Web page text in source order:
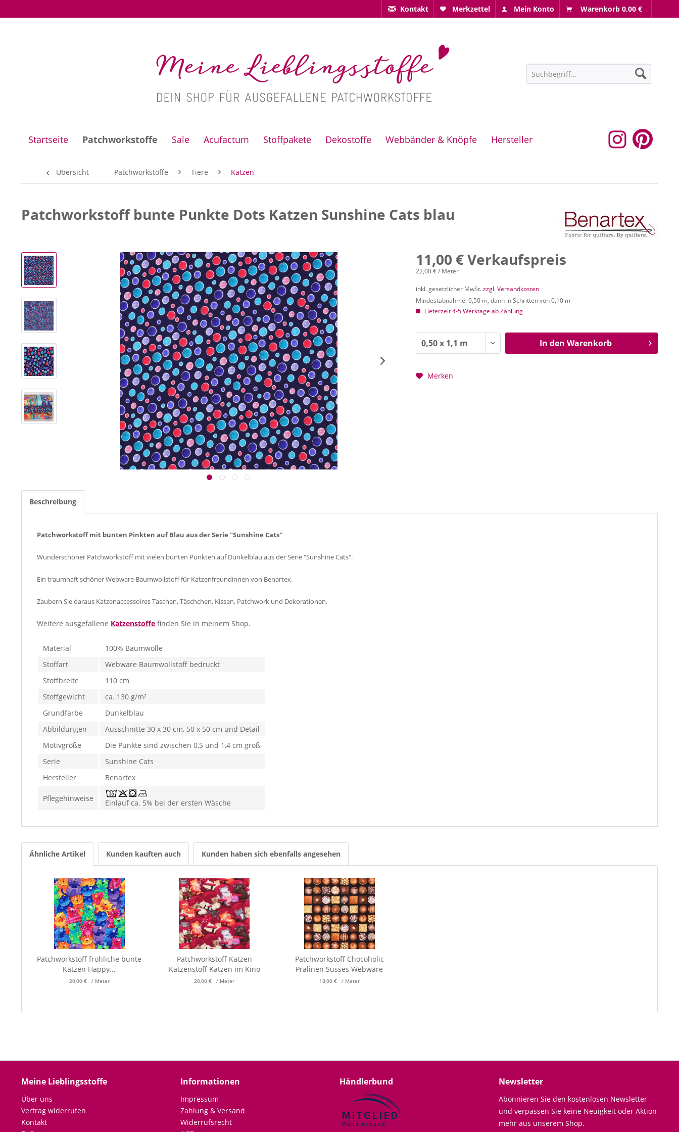
Kontakt Merkzettel Mein Konto Warenkorb 0,00 €
Startseite Patchworkstoffe Sale Acufactum Stoffpakete Dekostoffe Webbänder & Knöpfe Hersteller
Übersicht Patchworkstoffe Tiere Katzen
Patchworkstoff bunte Punkte Dots Katzen Sunshine Cats blau
11,00 € Verkaufspreis
22,00 € / Meter
inkl. gesetzlicher MwSt.zzgl. Versandkosten
Mindestabnahme: 0,50 m, dann in Schritten von 0,10 m
Lieferzeit 4-5 Werktage ab Zahlung
In den Warenkorb
Merken
Beschreibung
Patchworkstoff mit bunten Pinkten auf Blau aus der Serie "Sunshine Cats"
Wunderschöner Patchworkstoff mit vielen bunten Punkten auf Dunkelblau aus der Serie "Sunshine Cats".
Ein traumhaft schöner Webware Baumwollstoff für Katzenfreundinnen von Benartex.
Zaubern Sie daraus Katzenaccessoires Taschen, Täschchen, Kissen, Patchwork und Dekorationen.
Weitere ausgefallene Katzenstoffe finden Sie in meinem Shop.
Material
100% Baumwolle
Stoffart
Webware Baumwollstoff bedruckt
Stoffbreite
110 cm
Stoffgewicht
ca. 130 g/m²
Grundfarbe
Dunkelblau
Abbildungen
Ausschnitte 30 x 30 cm, 50 x 50 cm und Detail
Motivgröße
Die Punkte sind zwischen 0,5 und 1,4 cm groß
Serie
Sunshine Cats
Hersteller
Benartex
Pflegehinweise Einlauf ca. 5% bei der ersten Wäsche
Ähnliche Artikel Kunden kauften auch Kunden haben sich ebenfalls angesehen
Patchworkstoff fröhliche bunte
Katzen Happy...
20,00 € / Meter
Patchworkstoff Katzen
Katzenstoff Katzen im Kino
20,00 € / Meter
Patchworkstoff Chocoholic
Pralinen Süsses Webware
18,00 € / Meter
Meine Lieblingsstoffe
Über uns
Vertrag widerrufen
Kontakt
Informationen
Impressum
Zahlung & Versand
Widerrufsrecht
Händlerbund Newsletter
Abonnieren Sie den kostenlosen Newsletter
und verpassen Sie keine Neuigkeit oder Aktion
mehr aus unserem Shop.